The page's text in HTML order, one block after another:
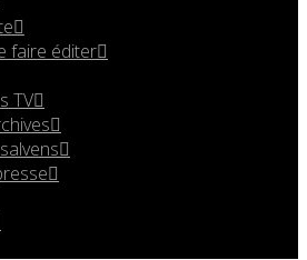
faire éditer
TV